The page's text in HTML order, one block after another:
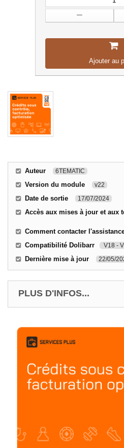
Ajouter au
Auteur 6TEMATIC
Version du module v22
Date de sortie 17/07/2024
Accès aux mises à jour et aux
Comment contacter
Compatibilité Dolibarr V18 -
Dernière mise à jour 22/05/
PLUS D'INFOS...